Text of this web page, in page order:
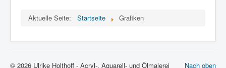
Aktuelle Seite: Startseite Grafiken
Nach oben
© 2026 Ulrike Holthoff - Acryl-, Aquarell- und Ölmalerei